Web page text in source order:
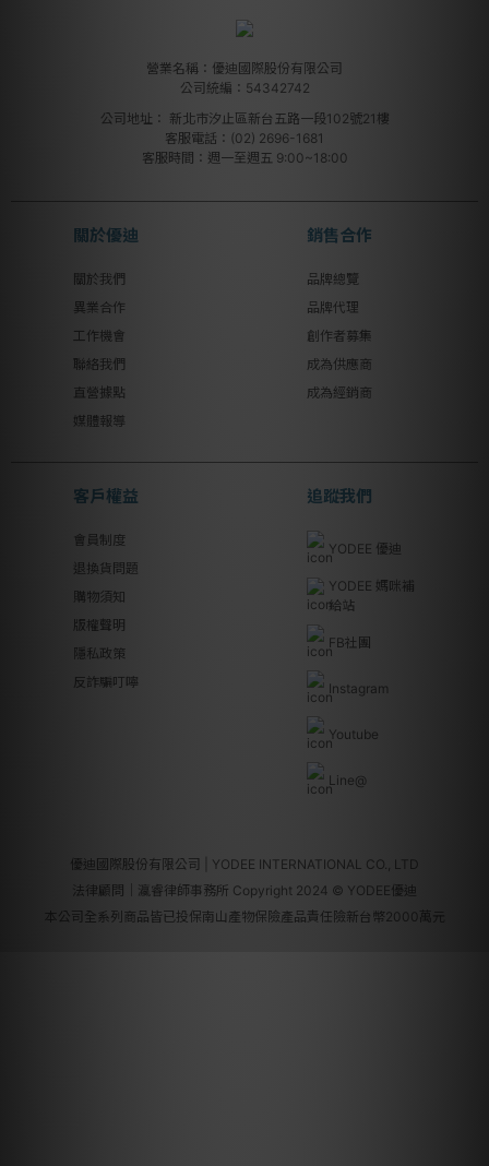
營業名稱：優迪國際股份有限公司
公司統編：54342742
公司地址： 新北市汐止區新台五路一段102號21樓
客服電話：(02) 2696-1681
客服時間：週一至週五 9:00~18:00
關於優迪
關於我們
異業合作
工作機會
聯絡我們
直營據點
媒體報導
銷售合作
品牌總覽
品牌代理
創作者募集
成為供應商
成為經銷商
客戶權益
會員制度
退換貨問題
購物須知
版權聲明
隱私政策
反詐騙叮嚀
追蹤我們
YODEE 優迪
YODEE 媽咪補
給站
FB社團
Instagram
Youtube
Line@
優迪國際股份有限公司 | YODEE INTERNATIONAL CO., LTD
法律顧問｜瀛睿律師事務所 Copyright 2024 © YODEE優迪
本公司全系列商品皆已投保南山產物保險產品責任險新台幣2000萬元